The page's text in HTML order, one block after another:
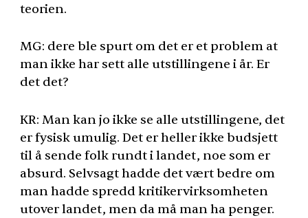
teorien.
MG: dere ble spurt om det er et problem at
man ikke har sett alle utstillingene i år. Er
det det?
KR: Man kan jo ikke se alle utstillingene, det
er fysisk umulig. Det er heller ikke budsjett
til å sende folk rundt i landet, noe som er
absurd. Selvsagt hadde det vært bedre om
man hadde spredd kritikervirksomheten
utover landet, men da må man ha penger.